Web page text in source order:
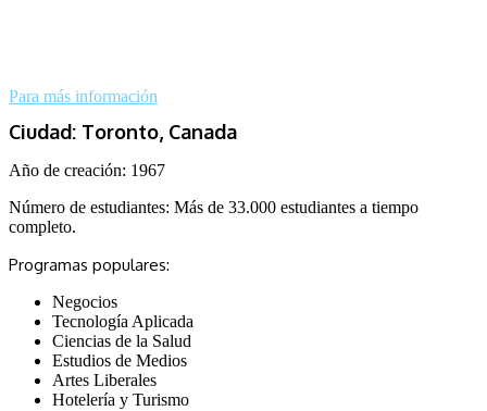
Para más información
Ciudad: Toronto, Canada
Año de creación: 1967
Número de estudiantes: Más de 33.000 estudiantes a tiempo
completo.
Programas populares:
Negocios
Tecnología Aplicada
Ciencias de la Salud
Estudios de Medios
Artes Liberales
Hotelería y Turismo